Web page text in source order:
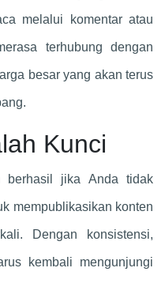
melalui komentar atau
terhubung dengan
besar yang akan terus
Kunci
berhasil jika Anda tidak
mempublikasikan konten
Dengan konsistensi,
kembali mengunjungi